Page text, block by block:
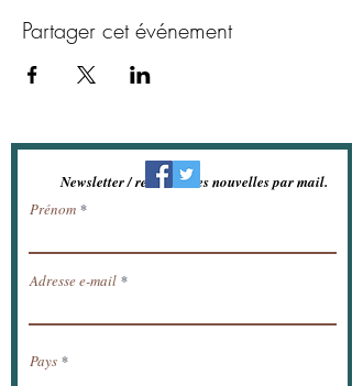
Partager cet événement
Newsletter / recevoir les nouvelles par mail.
Prénom
Adresse e-mail
Pays